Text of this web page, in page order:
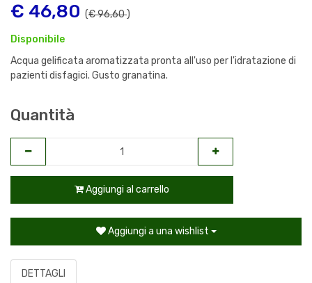
€ 46,80 (€ 96,60)
Disponibile
Acqua gelificata aromatizzata pronta all'uso per l'idratazione di
pazienti disfagici. Gusto granatina.
Quantità
Aggiungi al carrello
Aggiungi a una wishlist
DETTAGLI